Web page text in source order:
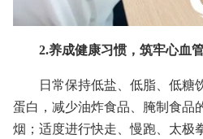
2.养成健康习惯，筑牢心血
日常保持低盐、低脂、低糖
蛋白，减少油炸食品、腌制食品
烟；适度进行快走、慢跑、太极